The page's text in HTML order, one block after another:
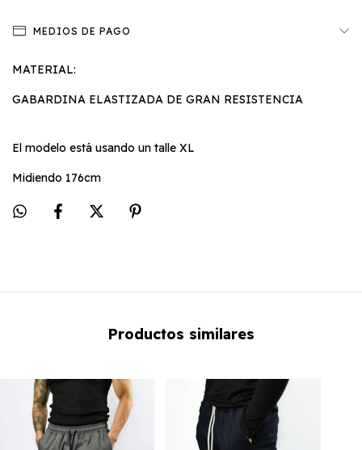
MEDIOS DE PAGO
MATERIAL:
GABARDINA ELASTIZADA DE GRAN RESISTENCIA
El modelo está usando un talle XL
Midiendo 176cm
Productos similares